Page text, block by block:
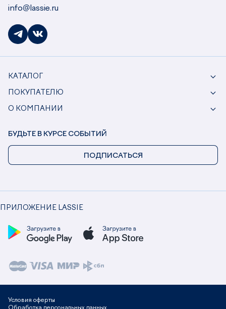
info@lassie.ru
КАТАЛОГ
ПОКУПАТЕЛЮ
О КОМПАНИИ
ПРИЛОЖЕНИЕ LASSIE
БУДЬТЕ В КУРСЕ СОБЫТИЙ
ПОДПИСАТЬСЯ
Условия оферты
Обработка персональных данных